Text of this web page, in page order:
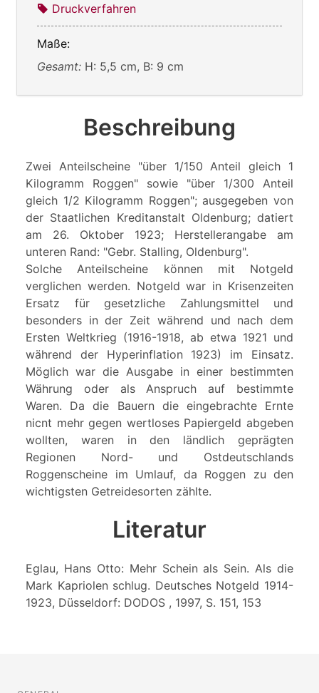
Druckverfahren
Maße:
Gesamt: H: 5,5 cm, B: 9 cm
Beschreibung
Zwei Anteilscheine "über 1/150 Anteil gleich 1
Kilogramm Roggen" sowie "über 1/300 Anteil
gleich 1/2 Kilogramm Roggen"; ausgegeben von
der Staatlichen Kreditanstalt Oldenburg; datiert
am 26. Oktober 1923; Herstellerangabe am
unteren Rand: "Gebr. Stalling, Oldenburg".
Solche Anteilscheine können mit Notgeld
verglichen werden. Notgeld war in Krisenzeiten
Ersatz für gesetzliche Zahlungsmittel und
besonders in der Zeit während und nach dem
Ersten Weltkrieg (1916-1918, ab etwa 1921 und
während der Hyperinflation 1923) im Einsatz.
Möglich war die Ausgabe in einer bestimmten
Währung oder als Anspruch auf bestimmte
Waren. Da die Bauern die eingebrachte Ernte
nicnt mehr gegen wertloses Papiergeld abgeben
wollten, waren in den ländlich geprägten
Regionen Nord- und Ostdeutschlands
Roggenscheine im Umlauf, da Roggen zu den
wichtigsten Getreidesorten zählte.
Literatur
Eglau, Hans Otto: Mehr Schein als Sein. Als die
Mark Kapriolen schlug. Deutsches Notgeld 1914-
1923, Düsseldorf: DODOS , 1997, S. 151, 153